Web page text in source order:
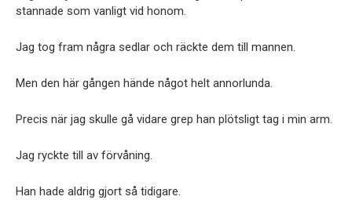
stannade som vanligt vid honom.
Jag tog fram några sedlar och räckte dem till mannen.
Men den här gången hände något helt annorlunda.
Precis när jag skulle gå vidare grep han plötsligt tag i min arm.
Jag ryckte till av förvåning.
Han hade aldrig gjort så tidigare.